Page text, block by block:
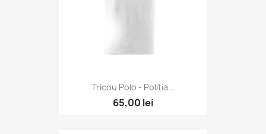
Tricou Polo - Politia...
65,00 lei